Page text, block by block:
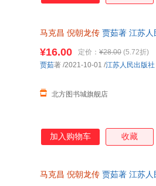
马克昌 倪朝龙传 贾茹著 江苏
¥16.00 定价： ¥28.00 (5.72折)
北方图书城旗舰店
贾茹著 /2021-10-01 /江苏人民出版社
加入购物车 收藏
马克昌 倪朝龙传 贾茹著 江苏